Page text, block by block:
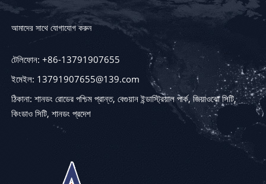
আমাদের সাথে যোগাযোগ করুন
টেলিফোন: +86-13791907655
ইমেইল: 13791907655@139.com
ঠিকানা: শানডং রোডের পশ্চিম প্রান্ত, বেগুয়ান ইন্ডাস্ট্রিয়াল পার্ক, জিয়াওঝো সিটি,
কিংডাও সিটি, শানডং প্রদেশ